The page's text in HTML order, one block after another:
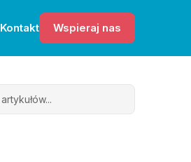
Kontakt Wspieraj nas